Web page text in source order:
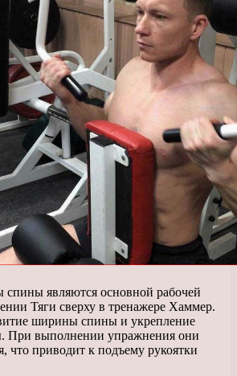
являются основной рабочей
Тяги сверху в тренажере Хаммер.
ширины спины и укрепление
При выполнении упражнения они
что приводит к подъему рукоятки